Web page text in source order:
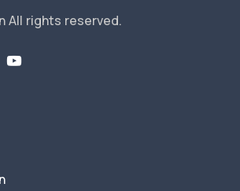
All rights reserved.